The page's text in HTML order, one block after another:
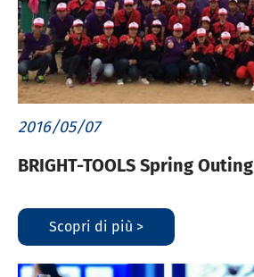
2016/05/07
BRIGHT-TOOLS Spring Outing
Scopri di più >